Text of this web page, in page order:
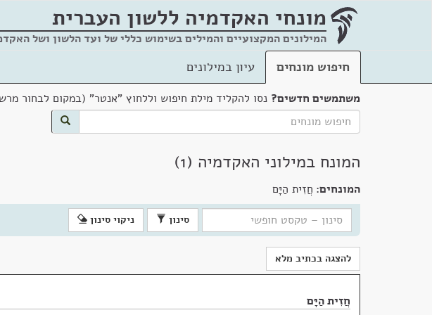
מונחי האקדמיה ללשון העברית
המילונים המקצועיים והמילים בשימוש כללי של ועד הלשון ושל
חיפוש מונחים עיון במילונים
משתמשים חדשים? נסו להקליד מילת חיפוש וללחוץ "אנטר" (במקום לבחור
המונח במילוני האקדמיה (1)
המונחים: חֲזִית הַיָּם
סינון ניקוי סינון
להצגה בכתיב מלא
חֲזִית הַיָּם